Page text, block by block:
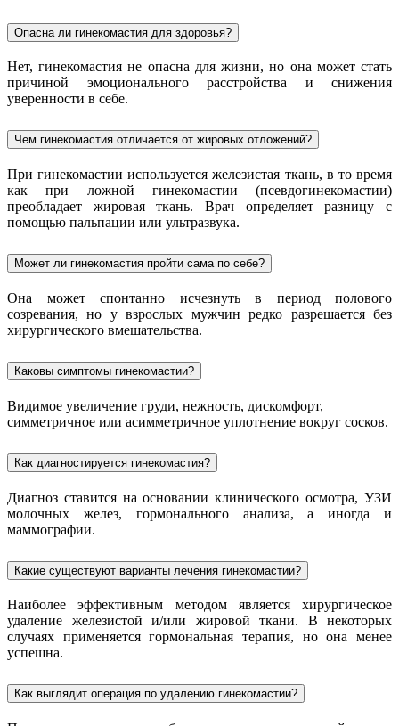
Опасна ли гинекомастия для здоровья?
Нет, гинекомастия не опасна для жизни, но она может стать
причиной эмоционального расстройства и снижения
уверенности в себе.
Чем гинекомастия отличается от жировых отложений?
При гинекомастии используется железистая ткань, в то время
как при ложной гинекомастии (псевдогинекомастии)
преобладает жировая ткань. Врач определяет разницу с
помощью пальпации или ультразвука.
Может ли гинекомастия пройти сама по себе?
Она может спонтанно исчезнуть в период полового
созревания, но у взрослых мужчин редко разрешается без
хирургического вмешательства.
Каковы симптомы гинекомастии?
Видимое увеличение груди, нежность, дискомфорт,
симметричное или асимметричное уплотнение вокруг сосков.
Как диагностируется гинекомастия?
Диагноз ставится на основании клинического осмотра, УЗИ
молочных желез, гормонального анализа, а иногда и
маммографии.
Какие существуют варианты лечения гинекомастии?
Наиболее эффективным методом является хирургическое
удаление железистой и/или жировой ткани. В некоторых
случаях применяется гормональная терапия, но она менее
успешна.
Как выглядит операция по удалению гинекомастии?